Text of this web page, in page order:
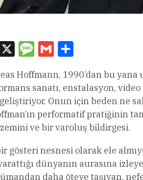
Threads
X Message
Gmail
Hoffmann, 1990’dan bu yana
sanatı, enstalasyon,
Onun için beden ne
performatif pratiğinin
ve bir varoluş bildirgesi.
gösteri nesnesi olarak ele
dünyanın aurasına
daha öteye taşıyan,